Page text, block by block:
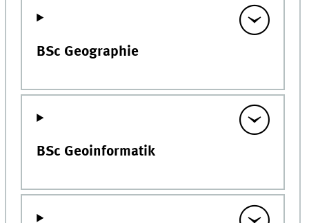
BSc Geographie
BSc Geoinformatik